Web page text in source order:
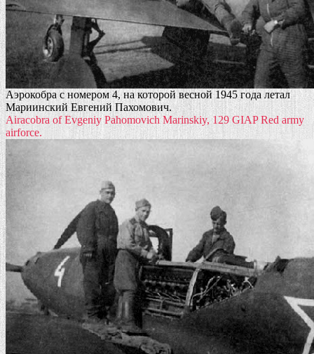
Аэрокобра с номером 4, на которой весной 1945 года летал
Мариинский Евгений Пахомович.
Airacobra of Evgeniy Pahomovich Marinskiy, 129 GIAP Red army
airforce.